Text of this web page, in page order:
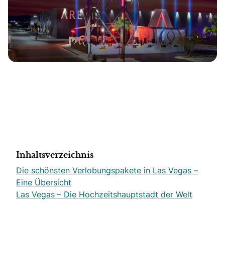
Inhaltsverzeichnis
Die schönsten Verlobungspakete in Las Vegas –
Eine Übersicht
Las Vegas – Die Hochzeitshauptstadt der Welt